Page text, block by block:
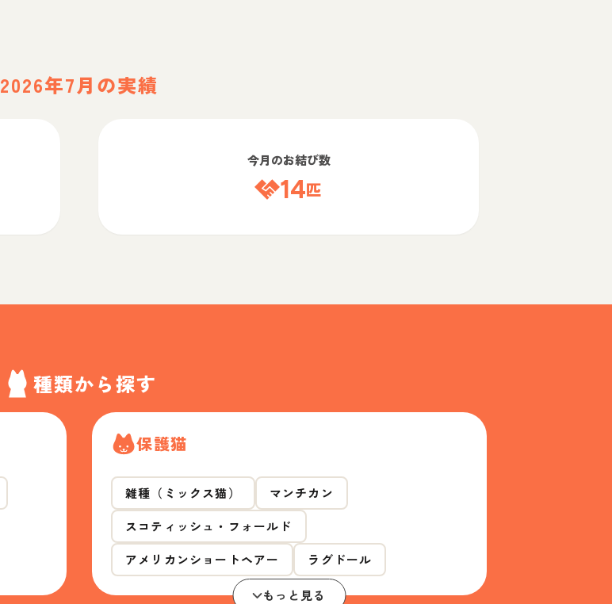
2026年7月の実績
今月のお結び数
14匹
種類から探す
保護猫
雑種（ミックス猫）
マンチカン
スコティッシュ・フォールド
アメリカンショートヘアー
ラグドール
もっと見る